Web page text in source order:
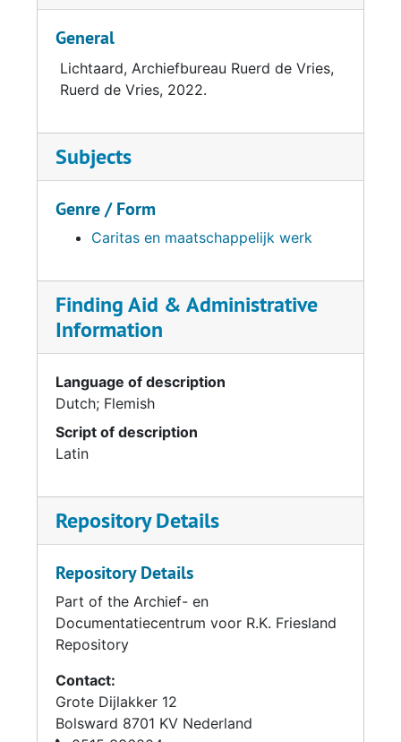
General
Lichtaard, Archiefbureau Ruerd de Vries,
Ruerd de Vries, 2022.
Subjects
Genre / Form
Caritas en maatschappelijk werk
Finding Aid & Administrative
Information
Language of description
Dutch; Flemish
Script of description
Latin
Repository Details
Repository Details
Part of the Archief- en
Documentatiecentrum voor R.K. Friesland
Repository
Contact:
Grote Dijlakker 12
Bolsward 8701 KV Nederland